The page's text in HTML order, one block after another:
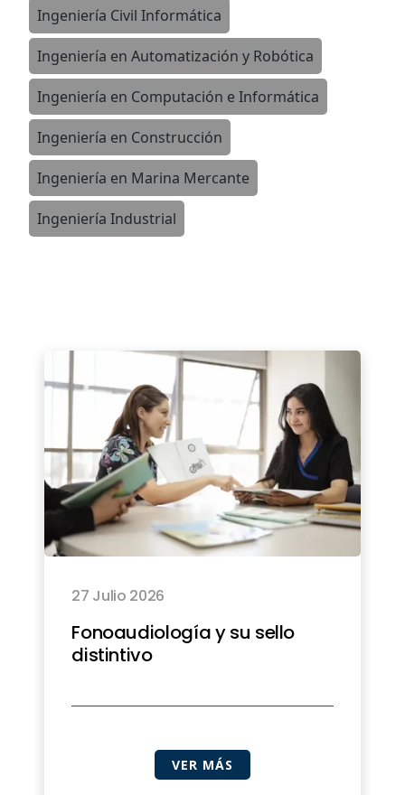
Ingeniería Civil Informática
Ingeniería en Automatización y Robótica
Ingeniería en Computación e Informática
Ingeniería en Construcción
Ingeniería en Marina Mercante
Ingeniería Industrial
27 Julio 2026
Fonoaudiología y su sello
distintivo
VER MÁS